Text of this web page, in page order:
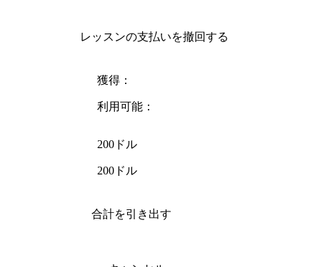
レッスンの支払いを撤回する
獲得：
利用可能：
200ドル
200ドル
合計を引き出す